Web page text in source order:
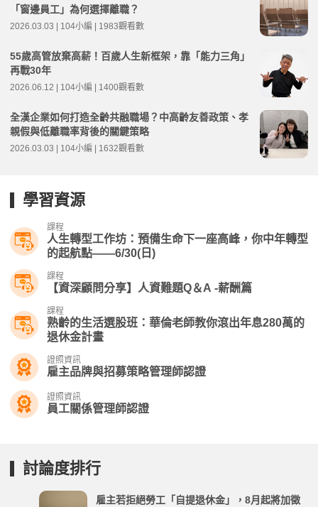
「窗邊員工」為何選擇離職？
2026.03.03 | 104小編 | 1983觀看數
55歲高管放棄高薪！百歲人生新框架，靠「能力三角」
再戰30年
2026.06.12 | 104小編 | 1400觀看數
全漢企業如何打造全齡共融職場？中高齡友善政策、孝
親假與低離職率背後的關鍵策略
2026.03.03 | 104小編 | 1632觀看數
學習資源
課程
人生轉型工作坊：預備生命下一座高峰，你中年轉型
的起航點——6/30(日)
課程
【資深顧問分享】人資難題Q＆A -薪酬篇
課程
熟齡的生活選股班：華倫老師教你滾出年息280萬的
退休金計畫
證照資訊
雇主品牌與招募策略管理師認證
證照資訊
員工關係管理師認證
討論度排行
雇主若拒絕勞工「自提退休金」，8月起將加徵